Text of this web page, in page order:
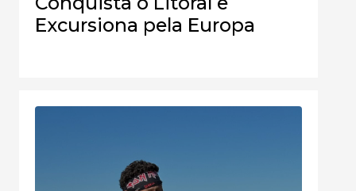
Excursiona pela Europa